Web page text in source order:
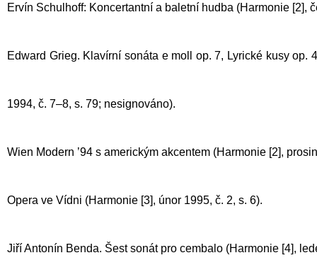
Ervín Schulhoff: Koncertantní a baletní hudba (Harmonie [2],
Edward Grieg. Klavírní sonáta e moll op. 7, Lyrické kusy op.
1994, č. 7–8, s. 79; nesignováno).
Wien Modern ’94 s americkým akcentem (Harmonie [2],
Opera ve Vídni (Harmonie [3], únor 1995, č. 2, s. 6).
Jiří Antonín Benda. Šest sonát pro cembalo (Harmonie [4],